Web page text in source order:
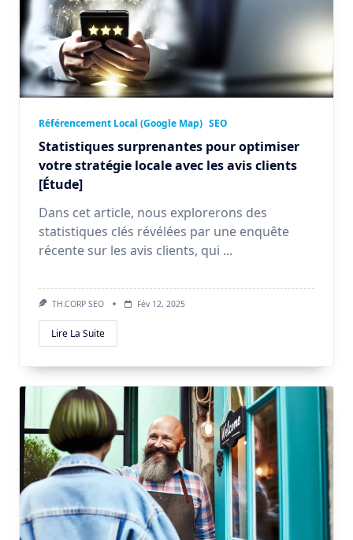
Référencement Local (Google Map) SEO
Statistiques surprenantes pour optimiser
votre stratégie locale avec les avis clients
[Étude]
Dans cet article, nous explorerons des
statistiques clés révélées par une enquête
récente sur les avis clients, qui ...
TH.CORP SEO Fév 12, 2025
Lire La Suite